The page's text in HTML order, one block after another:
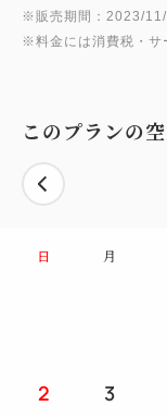
※販売期間：2023/
※料金には消費税・サ
このプランの
日 月
2 3